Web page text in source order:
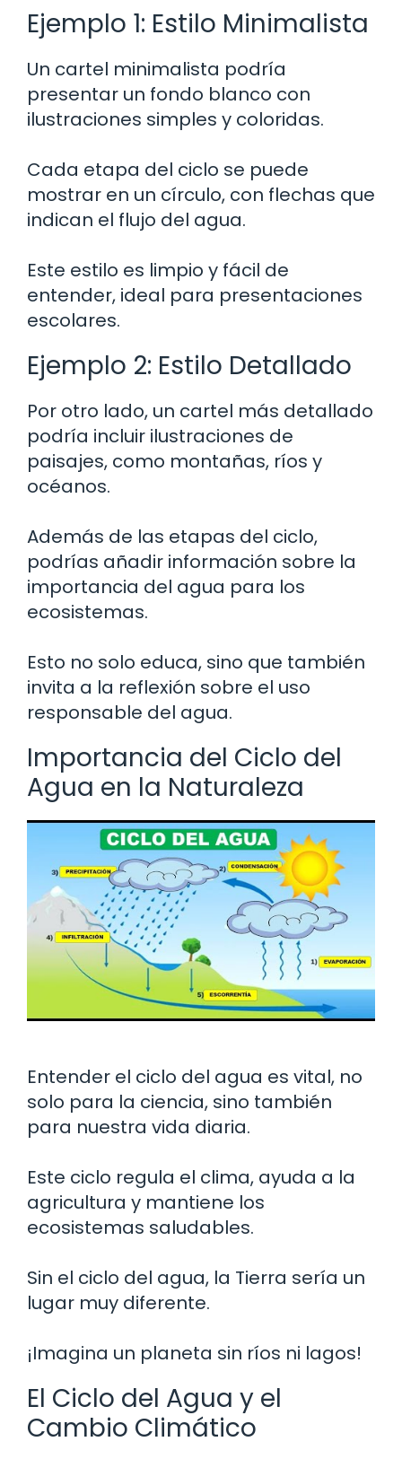
Ejemplo 1: Estilo Minimalista
Un cartel minimalista podría
presentar un fondo blanco con
ilustraciones simples y coloridas.
Cada etapa del ciclo se puede
mostrar en un círculo, con flechas que
indican el flujo del agua.
Este estilo es limpio y fácil de
entender, ideal para presentaciones
escolares.
Ejemplo 2: Estilo Detallado
Por otro lado, un cartel más detallado
podría incluir ilustraciones de
paisajes, como montañas, ríos y
océanos.
Además de las etapas del ciclo,
podrías añadir información sobre la
importancia del agua para los
ecosistemas.
Esto no solo educa, sino que también
invita a la reflexión sobre el uso
responsable del agua.
Importancia del Ciclo del
Agua en la Naturaleza
Entender el ciclo del agua es vital, no
solo para la ciencia, sino también
para nuestra vida diaria.
Este ciclo regula el clima, ayuda a la
agricultura y mantiene los
ecosistemas saludables.
Sin el ciclo del agua, la Tierra sería un
lugar muy diferente.
¡Imagina un planeta sin ríos ni lagos!
El Ciclo del Agua y el
Cambio Climático